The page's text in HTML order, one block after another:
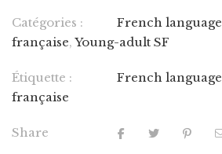
Catégories : French language
française, Young-adult SF
Étiquette : French language
française
Share